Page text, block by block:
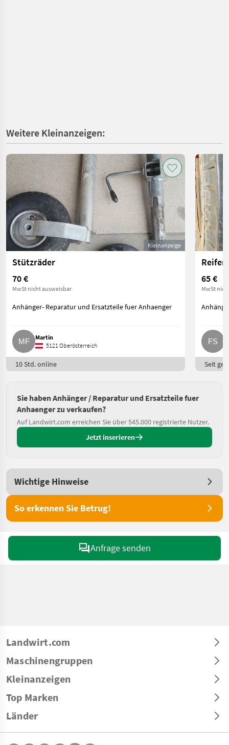
Weitere Kleinanzeigen:
Kleinanzeige
Stützräder
70 €
MwSt nicht ausweisbar
Anhänger- Reparatur und Ersatzteile fuer Anhaenger
Martin
5121 Oberösterreich
10 Std. online
Reifen
65 €
MwSt
Seit
Sie haben Anhänger / Reparatur und Ersatzteile fuer
Anhaenger zu verkaufen?
Auf Landwirt.com erreichen Sie über 545.000 registrierte Nutzer.
Jetzt inserieren
Wichtige Hinweise
So erkennen Sie Betrug!
Anfrage senden
Landwirt.com
Maschinengruppen
Kleinanzeigen
Top Marken
Länder